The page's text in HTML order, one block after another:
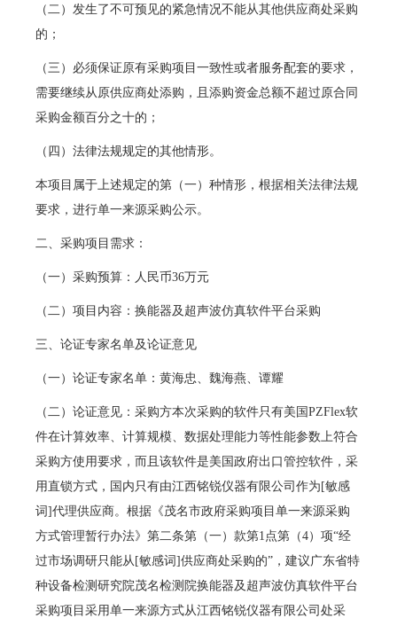
（二）发生了不可预见的紧急情况不能从其他供应商处采购
的；
（三）必须保证原有采购项目一致性或者服务配套的要求，
需要继续从原供应商处添购，且添购资金总额不超过原合同
采购金额百分之十的；
（四）法律法规规定的其他情形。
本项目属于上述规定的第（一）种情形，根据相关法律法规
要求，进行单一来源采购公示。
二、采购项目需求：
（一）采购预算：人民币36万元
（二）项目内容：换能器及超声波仿真软件平台采购
三、论证专家名单及论证意见
（一）论证专家名单：黄海忠、魏海燕、谭耀
（二）论证意见：采购方本次采购的软件只有美国PZFlex软
件在计算效率、计算规模、数据处理能力等性能参数上符合
采购方使用要求，而且该软件是美国政府出口管控软件，采
用直锁方式，国内只有由江西铭锐仪器有限公司作为[敏感
词]代理供应商。根据《茂名市政府采购项目单一来源采购
方式管理暂行办法》第二条第（一）款第1点第（4）项“经
过市场调研只能从[敏感词]供应商处采购的”，建议广东省特
种设备检测研究院茂名检测院换能器及超声波仿真软件平台
采购项目采用单一来源方式从江西铭锐仪器有限公司处采